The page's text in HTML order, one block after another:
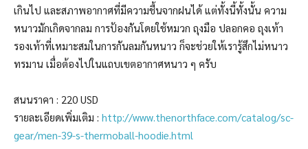
เกินไป และสภาพอากาศที่มีความชื้นจากฝนได้ แต่ทั้งนี้ทั้งนั้น ความ
หนาวมักเกิดจากลม การป้องกันโดยใช้หมวก ถุงมือ ปลอกคอ ถุงเท้า
รองเท้าที่เหมาะสมในการกันลมกันหนาว ก็จะช่วยให้เรารู้สึกไม่หนาว
ทรมาน เมื่อต้องไปในแถบเขตอากาศหนาว ๆ ครับ
สนนราคา : 220 USD
รายละเอียดเพิ่มเติม : http://www.thenorthface.com/catalog/sc-
gear/men-39-s-thermoball-hoodie.html